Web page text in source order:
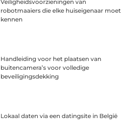
Veiligheidsvoorzieningen van
robotmaaiers die elke huiseigenaar moet
kennen
Handleiding voor het plaatsen van
buitencamera’s voor volledige
beveiligingsdekking
Lokaal daten via een datingsite in België